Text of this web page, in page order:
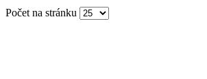
Počet na stránku